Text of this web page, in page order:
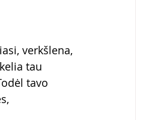
verkšlena,
tau
tavo